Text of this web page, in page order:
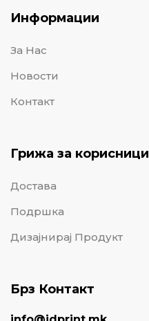
Информации
За Нас
Новости
Контакт
Грижа за корисници
Достава
Подршка
Дизајнирај Продукт
Брз Контакт